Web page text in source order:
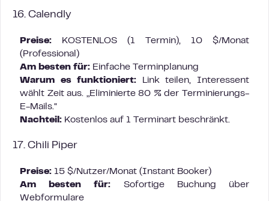
16. Calendly
Preise: KOSTENLOS (1 Termin), 10 $/Monat
(Professional)
Am besten für: Einfache Terminplanung
Warum es funktioniert: Link teilen, Interessent
wählt Zeit aus. „Eliminierte 80 % der Terminierungs-
E-Mails.“
Nachteil: Kostenlos auf 1 Terminart beschränkt.
17. Chili Piper
Preise: 15 $/Nutzer/Monat (Instant Booker)
Am besten für: Sofortige Buchung über
Webformulare